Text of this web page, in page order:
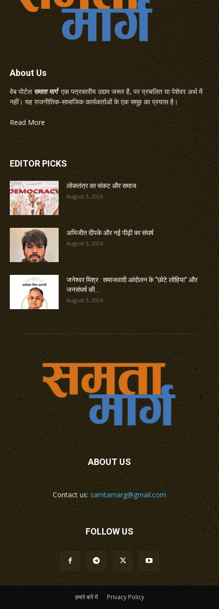
About Us
वेब पोर्टल समता मार्गएक पत्रकारीय उद्यम जरूर है, पर प्रचलित या पेशेवर अर्थ में
नहीं। यह राजनीतिक-सामाजिक कार्यकर्ताओं के एक समूह का प्रयास है।
Read More
EDITOR PICKS
लोकतंत्र का संकट और समाज
August 5, 2026
अभिजीत दीपके और नई पीढ़ी का संघर्ष
August 5, 2026
जनेश्वर मिश्र : समाजवादी आंदोलन के “छोटे लोहिया” और
जनसंघर्ष की...
August 5, 2026
ABOUT US
Contact us: samtamarg@gmail.com
FOLLOW US
हमारे बारे में Privacy Policy